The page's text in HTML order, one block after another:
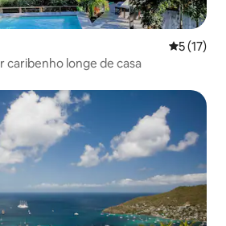
5 de uma
5 (17)
caribenho longe de casa